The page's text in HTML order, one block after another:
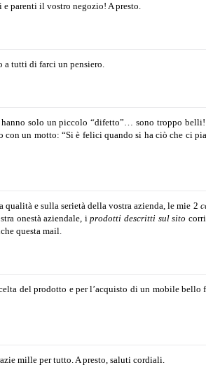
e parenti il vostro negozio! A presto.
a tutti di farci un pensiero.
hanno solo un piccolo “difetto”… sono troppo
con un motto: “Si è felici quando si ha ciò che ci
e sulla serietà della vostra azienda, le mie 2
onestà aziendale, iprodotti descritti sul sito
questa mail.
del prodotto e per l’acquisto di un mobile bello
mille per tutto.A presto, saluti cordiali.